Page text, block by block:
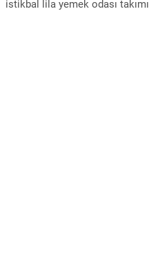
istikbal lila yemek odası takımı